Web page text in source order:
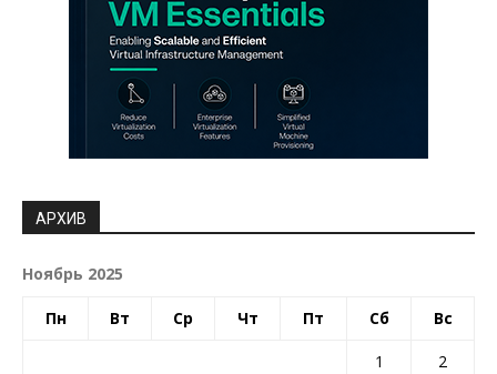
АРХИВ
Ноябрь 2025
Пн Вт Ср Чт Пт Сб Вс
1
2